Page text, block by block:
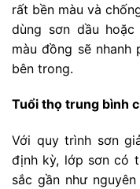
rất bền màu và
dùng sơn dầu
màu đồng sẽ
bên trong.
Tuổi thọ trung bình
Với quy trình sơn
định kỳ, lớp sơn có
sắc gần như